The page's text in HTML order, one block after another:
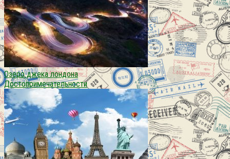
Озеро джека лондона
Достопримечательности